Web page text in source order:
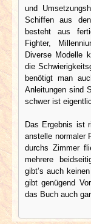
und
Schiffen aus
besteht aus
Fighter,
Diverse Modelle
die
benötigt man
Anleitungen sind
schwer ist
Das Ergebnis ist
anstelle normaler
durchs Zimmer
mehrere
gibt’s auch
gibt genügend
das Buch auch